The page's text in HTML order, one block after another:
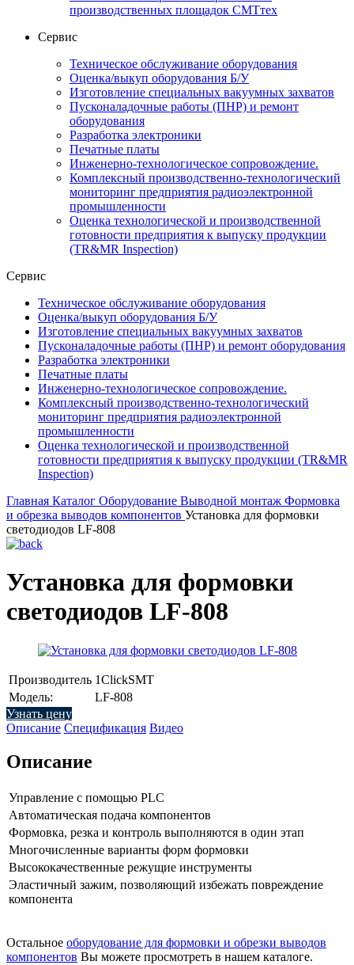
производственных площадок СМТтех
Сервис
Техническое обслуживание оборудования
Оценка/выкуп оборудования Б/У
Изготовление специальных вакуумных захватов
Пусконаладочные работы (ПНР) и ремонт
оборудования
Разработка электроники
Печатные платы
Инженерно-технологическое сопровождение.
Комплексный производственно-технологический
мониторинг предприятия радиоэлектронной
промышленности
Оценка технологической и производственной
готовности предприятия к выпуску продукции
(TR&MR Inspection)
Сервис
Техническое обслуживание оборудования
Оценка/выкуп оборудования Б/У
Изготовление специальных вакуумных захватов
Пусконаладочные работы (ПНР) и ремонт оборудования
Разработка электроники
Печатные платы
Инженерно-технологическое сопровождение.
Комплексный производственно-технологический
мониторинг предприятия радиоэлектронной
промышленности
Оценка технологической и производственной
готовности предприятия к выпуску продукции (TR&MR
Inspection)
Главная Каталог Оборудование Выводной монтаж Формовка
и обрезка выводов компонентов Установка для формовки
светодиодов LF-808
Установка для формовки
светодиодов LF-808
Производитель 1ClickSMT
Модель:
LF-808
Узнать цену
Описание Спецификация Видео
Описание
Управление с помощью PLC
Автоматическая подача компонентов
Формовка, резка и контроль выполняются в один этап
Многочисленные варианты форм формовки
Высококачественные режущие инструменты
Эластичный зажим, позволяющий избежать повреждение
компонента
Остальное оборудование для формовки и обрезки выводов
компонентов Вы можете просмотреть в нашем каталоге.